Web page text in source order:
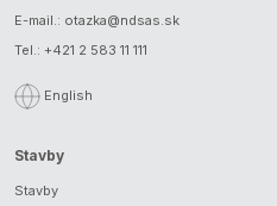
E-mail.: otazka@ndsas.sk
Tel.: +421 2 583 11 111
English
Stavby
Stavby